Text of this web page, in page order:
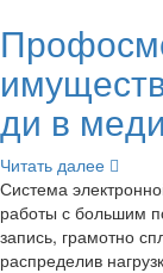
ди в
Чи­тать далее
Си­сте­ма
ра­бо­ты с боль­шим
за­пись, гра­мот­но
рас­пре­де­лив